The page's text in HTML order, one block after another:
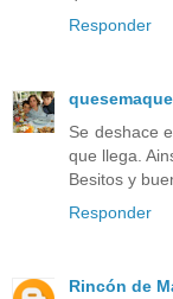
Responder
Se deshace
que llega.
Besitos y
Responder
Rincón de